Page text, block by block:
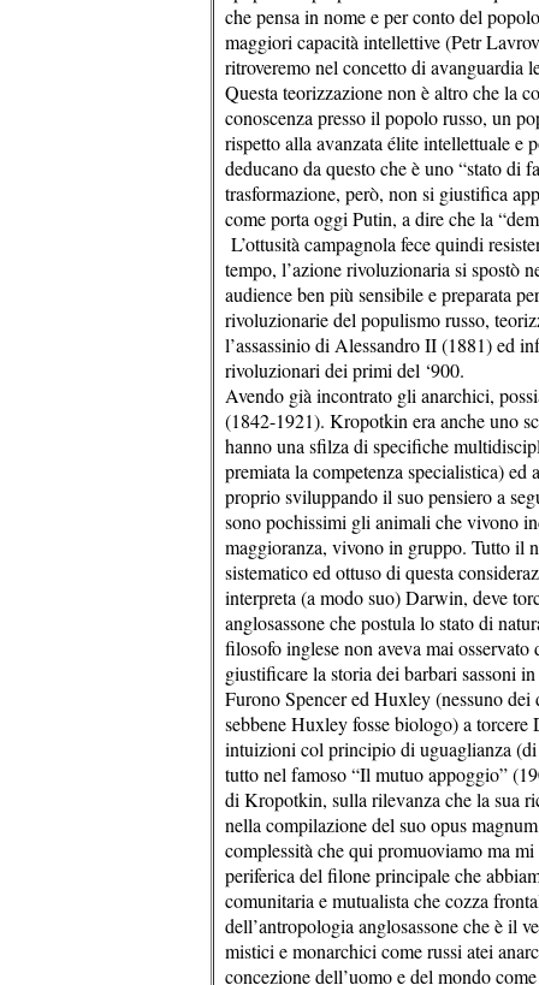
che pensa in nome e per conto del
maggiori capacità intellettive (Petr
ritroveremo nel concetto di avanguardia
Questa teorizzazione non è altro che la
conoscenza presso il popolo russo, un
rispetto alla avanzata élite intellettuale
deducano da questo che è uno “stato di
trasformazione, però, non si giustifica
come porta oggi Putin, a dire che la
L’ottusità campagnola fece quindi
tempo, l’azione rivoluzionaria si spostò
audience ben più sensibile e preparata
rivoluzionarie del populismo russo,
l’assassinio di Alessandro II (1881) ed
rivoluzionari dei primi del ‘900.
Avendo già incontrato gli anarchici,
(1842-1921). Kropotkin era anche uno
hanno una sfilza di specifiche
premiata la competenza specialistica)
proprio sviluppando il suo pensiero a
sono pochissimi gli animali che vivono
maggioranza, vivono in gruppo. Tutto il
sistematico ed ottuso di questa
interpreta (a modo suo) Darwin, deve
anglosassone che postula lo stato di
filosofo inglese non aveva mai
giustificare la storia dei barbari sassoni
Furono Spencer ed Huxley (nessuno
sebbene Huxley fosse biologo) a
intuizioni col principio di uguaglianza (di
tutto nel famoso “Il mutuo appoggio”
di Kropotkin, sulla rilevanza che la sua
nella compilazione del suo opus
complessità che qui promuoviamo ma
periferica del filone principale che
comunitaria e mutualista che cozza
dell’antropologia anglosassone che è il
mistici e monarchici come russi atei
concezione dell’uomo e del mondo